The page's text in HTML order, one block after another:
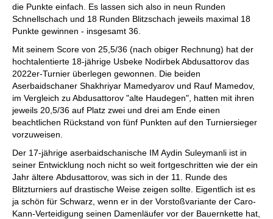
die Punkte einfach. Es lassen sich also in neun Runden
Schnellschach und 18 Runden Blitzschach jeweils maximal 18
Punkte gewinnen - insgesamt 36.
Mit seinem Score von 25,5/36 (nach obiger Rechnung) hat der
hochtalentierte 18-jährige Usbeke Nodirbek Abdusattorov das
2022er-Turnier überlegen gewonnen. Die beiden
Aserbaidschaner Shakhriyar Mamedyarov und Rauf Mamedov,
im Vergleich zu Abdusattorov "alte Haudegen", hatten mit ihren
jeweils 20,5/36 auf Platz zwei und drei am Ende einen
beachtlichen Rückstand von fünf Punkten auf den Turniersieger
vorzuweisen.
Der 17-jährige aserbaidschanische IM Aydin Suleymanli ist in
seiner Entwicklung noch nicht so weit fortgeschritten wie der ein
Jahr ältere Abdusattorov, was sich in der 11. Runde des
Blitzturniers auf drastische Weise zeigen sollte. Eigentlich ist es
ja schön für Schwarz, wenn er in der Vorstoßvariante der Caro-
Kann-Verteidigung seinen Damenläufer vor der Bauernkette hat,